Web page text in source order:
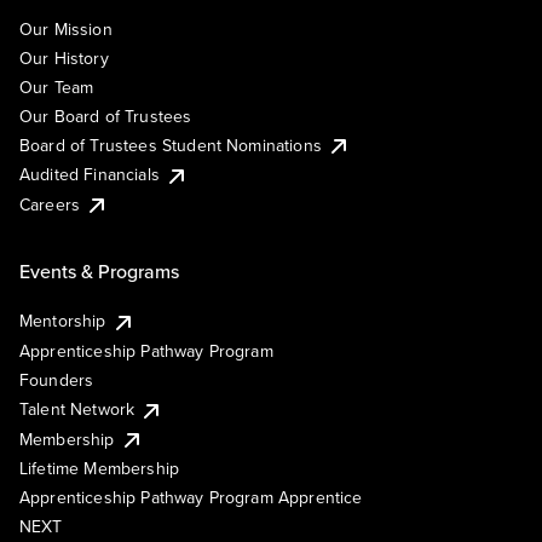
Our Mission
Our History
Our Team
Our Board of Trustees
Board of Trustees Student Nominations
Audited Financials
Careers
Events & Programs
Mentorship
Apprenticeship Pathway Program
Founders
Talent Network
Membership
Lifetime Membership
Apprenticeship Pathway Program Apprentice
NEXT